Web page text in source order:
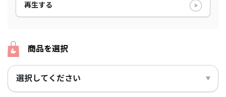
再生する
商品を選択
選択してください